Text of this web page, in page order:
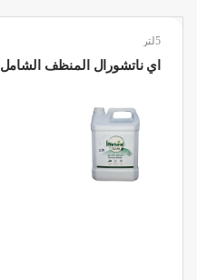
5لتر
اي ناتشورال المنظف الشامل 5لتر